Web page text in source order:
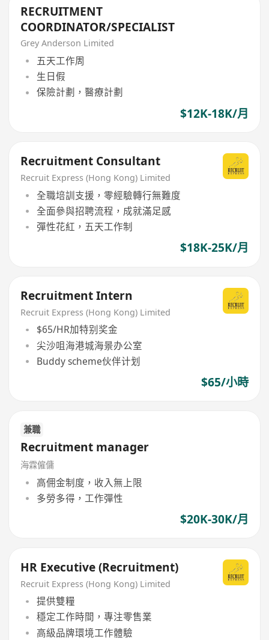
RECRUITMENT
COORDINATOR/SPECIALIST
Grey Anderson Limited
五天工作周
生日假
保險計劃，醫療計劃
$12K-18K/月
Recruitment Consultant
Recruit Express (Hong Kong) Limited
全職培訓支援，零經驗轉行無難度
全面參與招聘流程，成就滿足感
彈性花紅，五天工作制
$18K-25K/月
Recruitment Intern
Recruit Express (Hong Kong) Limited
$65/HR加特别奖金
尖沙咀海港城海景办公室
Buddy scheme伙伴计划
$65/小時
兼職
Recruitment manager
海霖僱傭
高佣金制度，收入無上限
多勞多得，工作彈性
$20K-30K/月
HR Executive (Recruitment)
Recruit Express (Hong Kong) Limited
提供雙糧
穩定工作時間，專注零售業
高級品牌環境工作體驗